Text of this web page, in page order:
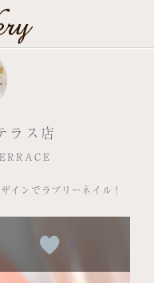
ラス店
インでラブリーネイル！